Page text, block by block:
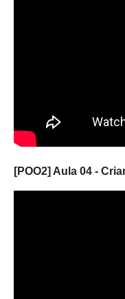
[POO2] Aula 04 -